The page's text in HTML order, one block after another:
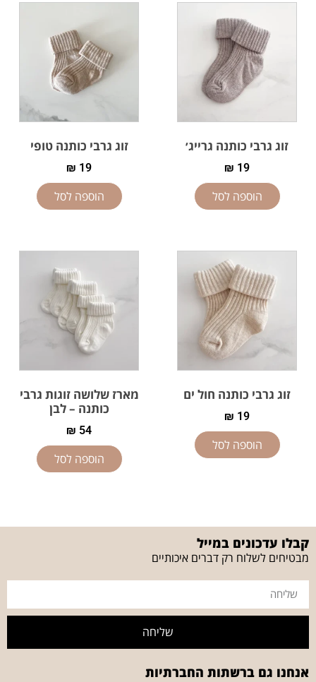
זוג גרבי כותנה גרייג׳
₪ 19
הוספה לסל
זוג גרבי כותנה טופי
₪ 19
הוספה לסל
זוג גרבי כותנה חול ים
₪ 19
הוספה לסל
מארז שלושה זוגות גרבי
כותנה – לבן
₪ 54
הוספה לסל
קבלו עדכונים במייל
מבטיחים לשלוח רק דברים איכותיים
שליחה
אנחנו גם ברשתות החברתיות